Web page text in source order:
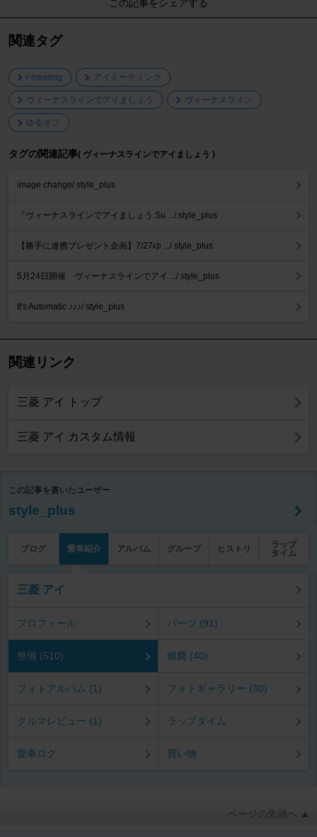
この記事をシェアする
関連タグ
i-meeting アイミーティング
ヴィーナスラインでアイましょう ヴィーナスライン
ゆるオフ
タグの関連記事( ヴィーナスラインでアイましょう )
image change/ style_plus
『ヴィーナスラインでアイましょう Su .../ style_plus
【勝手に連携プレゼント企画】7/27ゆ .../ style_plus
5月24日開催 ヴィーナスラインでアイ .../ style_plus
It's Automatic ♪♪♪/ style_plus
関連リンク
三菱 アイ トップ
三菱 アイ カスタム情報
この記事を書いたユーザー
style_plus
ブログ 愛車紹介 アルバム グループ ヒストリ
ラップ
タイム
三菱 アイ
プロフィール パーツ (91)
整備 (510) 燃費 (40)
フォトアルバム (1) フォトギャラリー (30)
クルマレビュー (1) ラップタイム
愛車ログ 買い物
ページの先頭へ ▲